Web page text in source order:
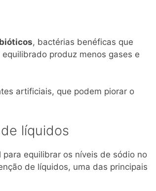
, bactérias benéficas que
produz menos gases e
artificiais, que podem piorar o
líquidos
para equilibrar os níveis de sódio no
de líquidos, uma das principais